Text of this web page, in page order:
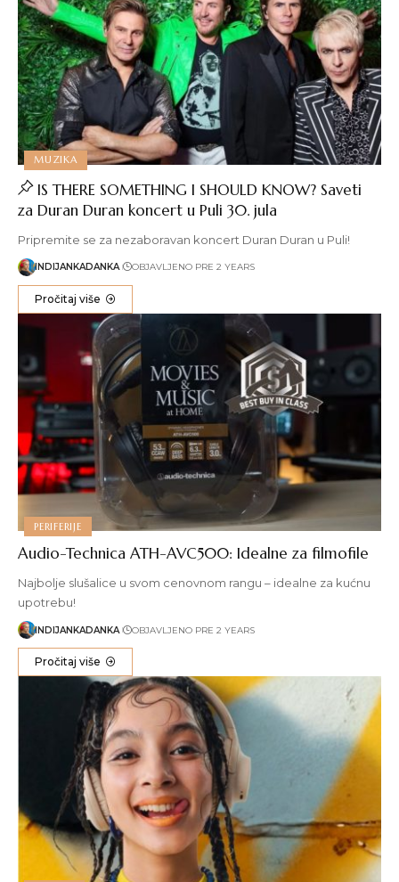
MUZIKA
IS THERE SOMETHING I SHOULD KNOW? Saveti
za Duran Duran koncert u Puli 30. jula
Pripremite se za nezaboravan koncert Duran Duran u Puli!
INDIJANKADANKA OBJAVLJENO PRE 2 YEARS
Pročitaj više
PERIFERIJE
Audio-Technica ATH-AVC500: Idealne za filmofile
Najbolje slušalice u svom cenovnom rangu – idealne za kućnu
upotrebu!
INDIJANKADANKA OBJAVLJENO PRE 2 YEARS
Pročitaj više